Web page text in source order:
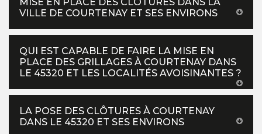
VILLE DE COURTENAY ET SES ENVIRONS
QUI EST CAPABLE DE FAIRE LA MISE EN
PLACE DES GRILLAGES À COURTENAY DANS
LE 45320 ET LES LOCALITÉS AVOISINANTES ?
LA POSE DES CLÔTURES À COURTENAY
DANS LE 45320 ET SES ENVIRONS